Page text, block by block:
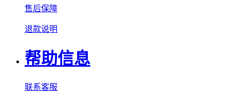
售后保障
退款说明
帮助信息
联系客服